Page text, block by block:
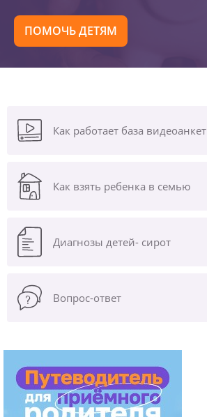
ПОМОЧЬ ДЕТЯМ
Как работает база видеоанкет
Как взять ребенка в семью
Диагнозы детей- сирот
Вопрос-ответ